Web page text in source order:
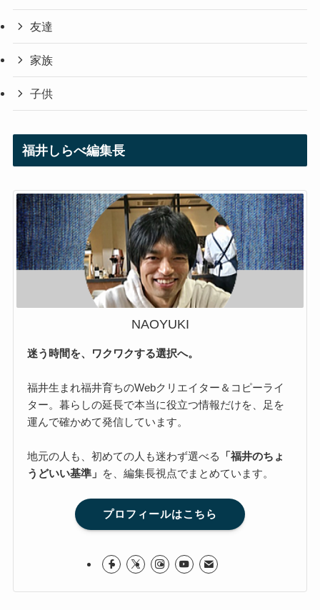
友達
家族
子供
福井しらべ編集長
NAOYUKI
迷う時間を、ワクワクする選択へ。
福井生まれ福井育ちのWebクリエイター＆コピーライ
ター。暮らしの延長で本当に役立つ情報だけを、足を
運んで確かめて発信しています。
地元の人も、初めての人も迷わず選べる
「福井のちょ
うどいい基準」 を、編集長視点でまとめています。
プロフィールはこちら